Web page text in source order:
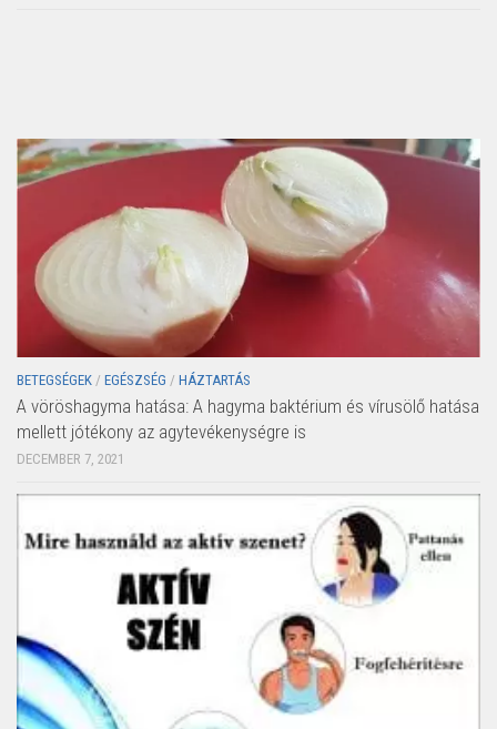
BETEGSÉGEK / EGÉSZSÉG / HÁZTARTÁS
A vöröshagyma hatása: A hagyma baktérium és vírusölő hatása
mellett jótékony az agytevékenységre is
DECEMBER 7, 2021